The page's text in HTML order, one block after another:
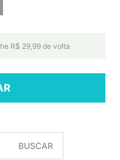
R$ 29,99 de volta
BUSCAR